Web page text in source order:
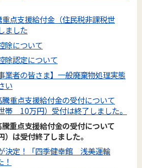
点支援給付金（住民税非課税世
ました
除について
除認定について
業者の皆さま】一般廃棄物処理実態
い
重点支援給付金の受付について
帯 10万円）受付は終了しました。
重点支援給付金の受付について
は受付終了しました。
決定！「四季健幸館 浅美運輸